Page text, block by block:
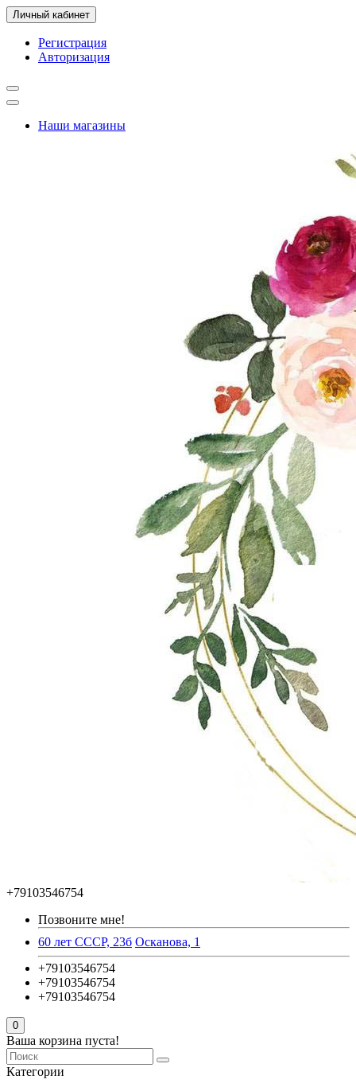
Личный кабинет
Регистрация
Авторизация
Наши магазины
+79103546754
Позвоните мне!
60 лет СССР, 23б Осканова, 1
+79103546754
+79103546754
+79103546754
0
Ваша корзина пуста!
Категории